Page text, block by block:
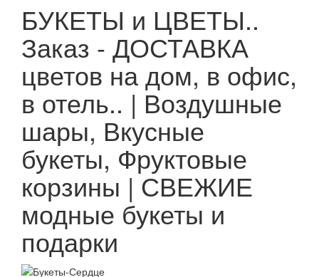
БУКЕТЫ и ЦВЕТЫ..
Заказ - ДОСТАВКА
цветов на дом, в офис,
в отель.. | Воздушные
шары, Вкусные
букеты, Фруктовые
корзины | СВЕЖИЕ
модные букеты и
подарки